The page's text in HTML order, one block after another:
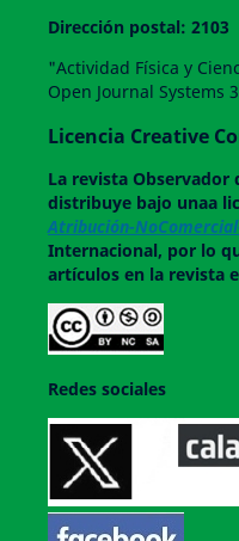
Dirección postal: 2103
"Actividad Física y
Open Journal Systems
Licencia Creative
La revistaObservador
distribuye bajo unaa
Atribución-
Internacional, por lo
artículos en la revista
Redes sociales